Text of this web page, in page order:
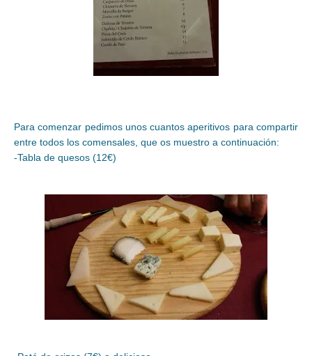
Para comenzar pedimos unos cuantos aperitivos para compartir
entre todos los comensales, que os muestro a continuación:
-Tabla de quesos (12€)